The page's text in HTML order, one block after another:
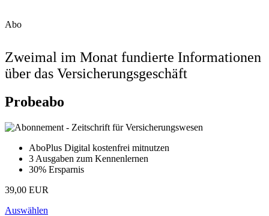
Abo
Zweimal im Monat fundierte Informationen
über das Versicherungsgeschäft
Probeabo
AboPlus Digital kostenfrei mitnutzen
3 Ausgaben zum Kennenlernen
30% Ersparnis
39,00 EUR
Auswählen